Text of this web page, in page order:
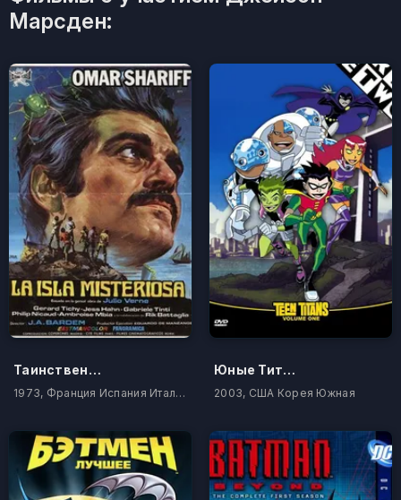
Марсден:
Таинственный остров
1973, Франция Испания Италия Камерун
Юные Титаны
2003, США Корея Южная